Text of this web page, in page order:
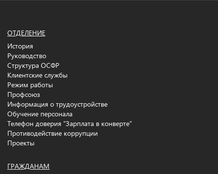
ОТДЕЛЕНИЕ
История
Руководство
Структура ОСФР
Клиентские службы
Режим работы
Профсоюз
Информация о трудоустройстве
Обучение персонала
Телефон доверия "Зарплата в конверте"
Противодействие коррупции
Проекты
ГРАЖДАНАМ